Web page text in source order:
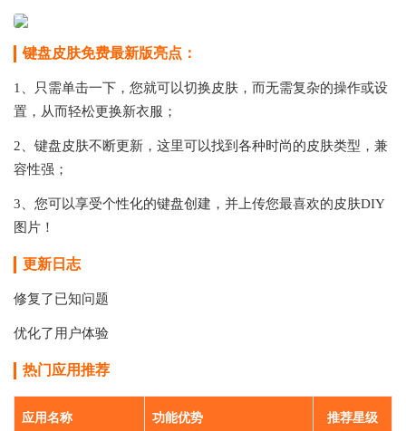
键盘皮肤免费最新版亮点：
1、只需单击一下，您就可以切换皮肤，而无需复杂的操作或设
置，从而轻松更换新衣服；
2、键盘皮肤不断更新，这里可以找到各种时尚的皮肤类型，兼
容性强；
3、您可以享受个性化的键盘创建，并上传您最喜欢的皮肤DIY
图片！
更新日志
修复了已知问题
优化了用户体验
热门应用推荐
应用名称 功能优势 推荐星级